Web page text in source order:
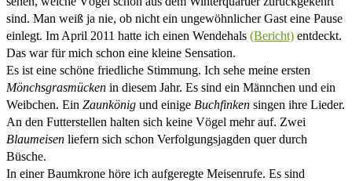
sind. Man weiß ja nie, ob nicht ein ungewöhnlicher Gast eine Pause
einlegt. Im April 2011 hatte ich einen Wendehals (Bericht) entdeckt.
Das war für mich schon eine kleine Sensation.
Es ist eine schöne friedliche Stimmung. Ich sehe meine ersten
Mönchsgrasmücken in diesem Jahr. Es sind ein Männchen und ein
Weibchen. Ein Zaunkönig und einige Buchfinken singen ihre Lieder.
An den Futterstellen halten sich keine Vögel mehr auf. Zwei
Blaumeisen liefern sich schon Verfolgungsjagden quer durch
Büsche.
In einer Baumkrone höre ich aufgeregte Meisenrufe. Es sind